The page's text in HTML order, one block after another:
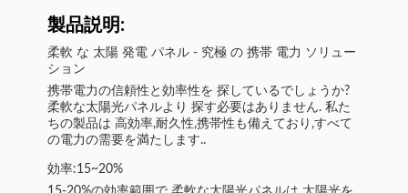
製品説明:
柔軟 な 太陽 発電 パネル - 究極 の 携帯 電力 ソリュー
ション
携帯電力の信頼性と効率性を 探しているでしょうか?
柔軟な太陽光パネルより 探す必要はありません. 私た
ちの製品は 高効率,耐久性,携帯性も備えており,すべて
の電力の需要を満たします..
効率:15~20%